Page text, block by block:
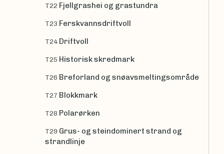
T22 Fjellgrashei og grastundra
T23 Ferskvannsdriftvoll
T24 Driftvoll
T25 Historisk skredmark
T26 Breforland og snøavsmeltingsområde
T27 Blokkmark
T28 Polarørken
T29 Grus- og steindominert strand og
strandlinje